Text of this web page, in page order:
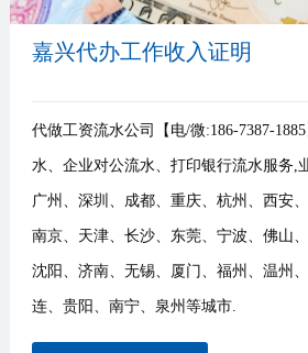
嘉兴代办工作收入证明
代做工资流水公司【电/微:186-7387-
水、企业对公流水、打印银行流水服务,
广州、深圳、成都、重庆、杭州、西安
南京、天津、长沙、东莞、宁波、佛山
沈阳、济南、无锡、厦门、福州、温州
连、贵阳、南宁、泉州等城市.